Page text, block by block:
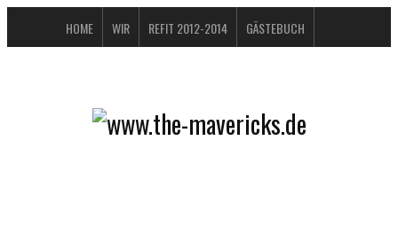
HOME WIR REFIT 2012-2014 GÄSTEBUCH
DATENSCHUTZERKLÄRUNG